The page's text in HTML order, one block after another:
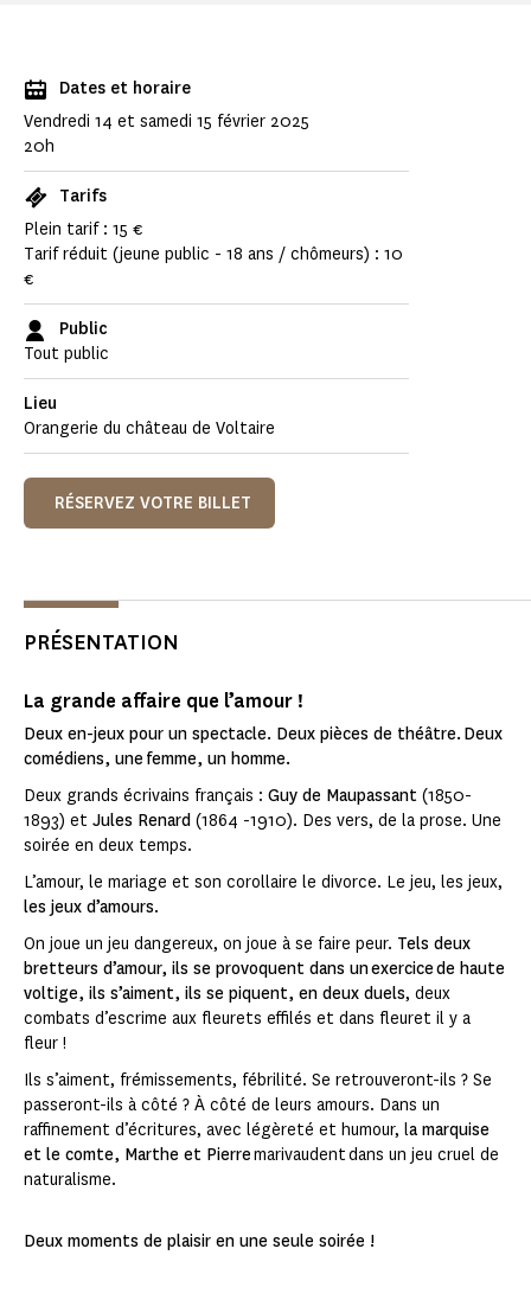
Dates et horaire
Vendredi 14 et samedi 15 février 2025
20h
Tarifs
Plein tarif : 15 €
Tarif réduit (jeune public - 18 ans / chômeurs) : 10
€
Public
Tout public
Lieu
Orangerie du château de Voltaire
RÉSERVEZ VOTRE BILLET
PRÉSENTATION
La grande affaire que l’amour !
Deux en-jeux pour un spectacle. Deux pièces de théâtre. Deux
comédiens, une femme, un homme.
Deux grands écrivains français : Guy de Maupassant (1850-
1893) et Jules Renard (1864 -1910). Des vers, de la prose. Une
soirée en deux temps.
L’amour, le mariage et son corollaire le divorce. Le jeu, les jeux,
les jeux d’amours.
On joue un jeu dangereux, on joue à se faire peur. Tels deux
bretteurs d’amour, ils se provoquent dans un exercice de haute
voltige, ils s’aiment, ils se piquent, en deux duels, deux
combats d’escrime aux fleurets effilés et dans fleuret il y a
fleur !
Ils s’aiment, frémissements, fébrilité. Se retrouveront-ils ? Se
passeront-ils à côté ? À côté de leurs amours. Dans un
raffinement d’écritures, avec légèreté et humour, la marquise
et le comte, Marthe et Pierremarivaudent dans un jeu cruel de
naturalisme.
Deux moments de plaisir en une seule soirée !